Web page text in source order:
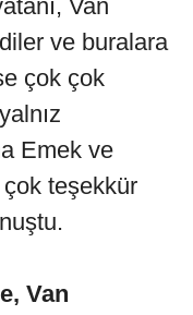
Van
ve buralara
çok çok
Emek ve
çok teşekkür
Van